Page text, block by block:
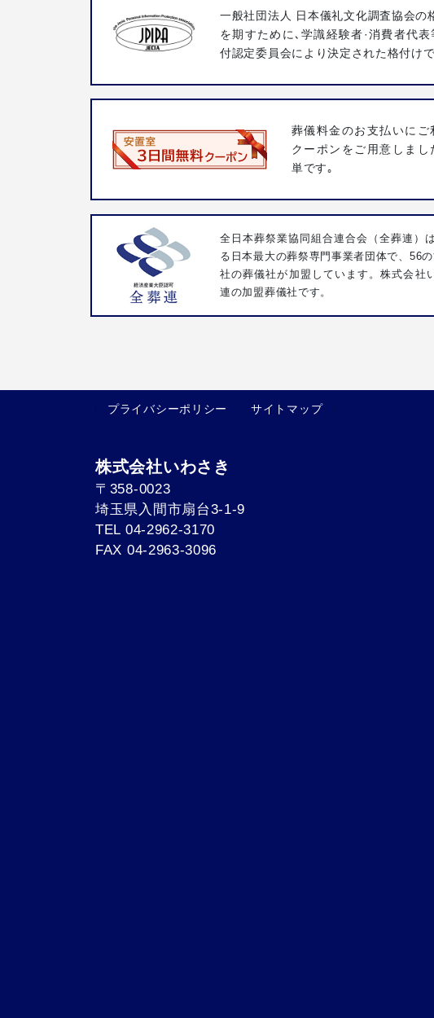
一般社団法人 日本儀礼文化調査協会の
を期すために､学識経験者·消費者代
付認定委員会により決定された格付け
葬儀料金のお支払いにご
クーポンをご用意しまし
単です｡
全日本葬祭業協同組合連合会（全葬連）
る日本最大の葬祭専門事業者団体で、56
社の葬儀社が加盟しています。株式会社
連の加盟葬儀社です。
プライバシーポリシー サイトマップ
株式会社いわさき
〒358-0023
埼玉県入間市扇台3-1-9
TEL 04-2962-3170
FAX 04-2963-3096